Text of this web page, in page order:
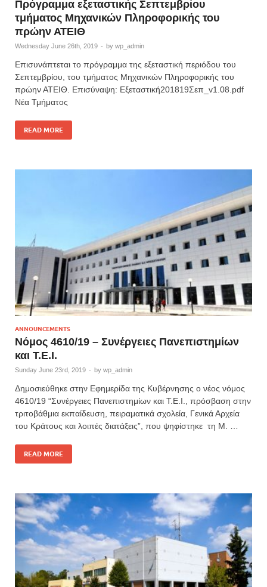
Πρόγραμμα εξεταστικής Σεπτεμβρίου
τμήματος Μηχανικών Πληροφορικής του
πρώην ΑΤΕΙΘ
Wednesday June 26th, 2019 - by wp_admin
Επισυνάπτεται το πρόγραμμα της εξεταστική περιόδου του
Σεπτεμβρίου, του τμήματος Μηχανικών Πληροφορικής του
πρώην ΑΤΕΙΘ. Επισύναψη: Εξεταστική201819Σεπ_v1.08.pdf
Νέα Τμήματος
READ MORE
ANNOUNCEMENTS
Νόμος 4610/19 – Συνέργειες Πανεπιστημίων
και Τ.Ε.Ι.
Sunday June 23rd, 2019 - by wp_admin
Δημοσιεύθηκε στην Εφημερίδα της Κυβέρνησης ο νέος νόμος
4610/19 “Συνέργειες Πανεπιστημίων και Τ.Ε.Ι., πρόσβαση στην
τριτοβάθμια εκπαίδευση, πειραματικά σχολεία, Γενικά Αρχεία
του Κράτους και λοιπές διατάξεις”, που ψηφίστηκε τη Μ. …
READ MORE